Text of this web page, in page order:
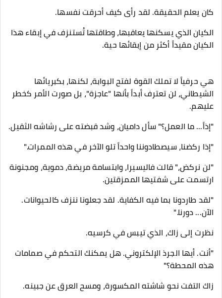
كان يعلم الحقيقة. لقد رأى كيف أحرقت نفسها.
الكيان الذي يسكنها يعاقبها، وطاقتها تُستنزف في إبقاء هذا
الكيان مقيداً أكثر من إبقائها حية.
هي حرفياً لا تملك القوة لفتح البوابة، لكنها، بكبريائها
الشيطاني، لن تعترف أبداً بأنها "عاجزة"، بل صورت الأمر كخطر
عليهم.
​"إذاً... ما العمل؟" سأل داميان، وشد قبضته على رشاشه الثقيل.
"إذا ركضنا، سيصطادوننا واحداً تلو الآخر في هذه الممرات."
​"لن نركض،" قالت فاليسيرا، وابتسامة مريضة، دموية، ومجنونة
ارتسمت على شفتيها الممزقتين.
"لقد طاردونا بما فيه الكفاية. لقد جعلونا ننزف كالحيوانات.
الآن... دورنا."
​نظرت إلى زاك، الذي تيبس في كرسيه.
"أنت. أيها الجرذ الإلكتروني. هل يمكنك التحكم في صمامات
هذه المحطة؟"
​زاك التفت نحو شاشته المكسورة، ومسح العرق عن جبينه.